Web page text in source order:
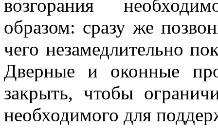
возгорания
образом: сразу же
чего незамедлительно
Дверные и оконные
закрыть, чтобы
необходимого для